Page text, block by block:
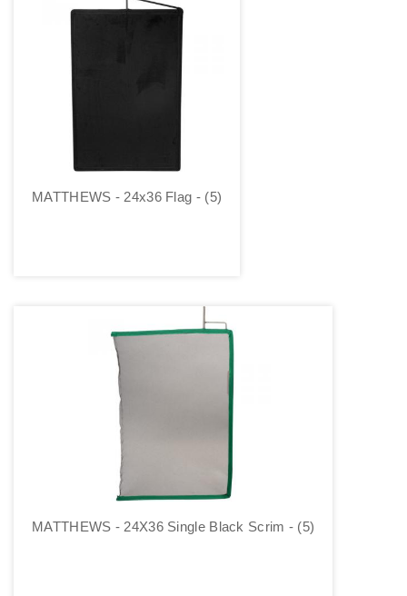
MATTHEWS - 24x36 Flag - (5)
MATTHEWS - 24X36 Single Black Scrim - (5)